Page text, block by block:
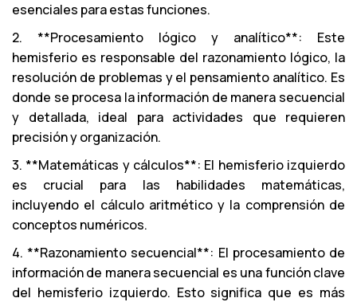
esenciales para estas funciones.
2. **Procesamiento lógico y analítico**: Este
hemisferio es responsable del razonamiento lógico, la
resolución de problemas y el pensamiento analítico. Es
donde se procesa la información de manera secuencial
y detallada, ideal para actividades que requieren
precisión y organización.
3. **Matemáticas y cálculos**: El hemisferio izquierdo
es crucial para las habilidades matemáticas,
incluyendo el cálculo aritmético y la comprensión de
conceptos numéricos.
4. **Razonamiento secuencial**: El procesamiento de
información de manera secuencial es una función clave
del hemisferio izquierdo. Esto significa que es más